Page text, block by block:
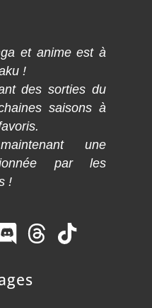
et anime est à
!
des sorties du
saisons à
une
par les
!